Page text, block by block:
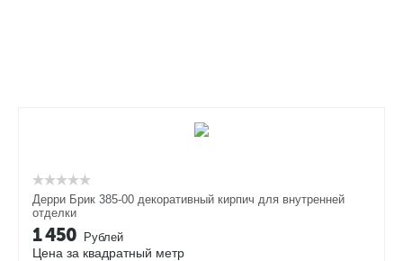
Дерри Брик 385-00 декоративный кирпич для внутренней
отделки
1 450 Рублей
Цена за квадратный метр